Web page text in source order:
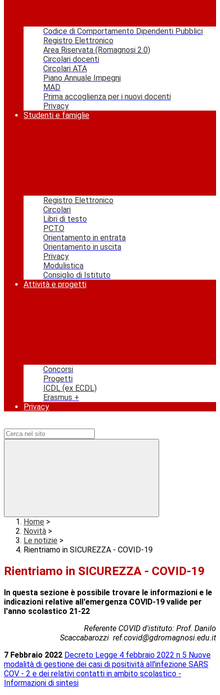
Codice di Comportamento Dipendenti Pubblici
Registro Elettronico
Area Riservata (Romagnosi 2.0)
Circolari docenti
Circolari ATA
Piano Annuale Impegni
MAD
Prima accoglienza per i nuovi docenti
Privacy
Studenti e famiglie
Registro Elettronico
Circolari
Libri di testo
PCTO
Orientamento in entrata
Orientamento in uscita
Privacy
Modulistica
Consiglio di Istituto
Attività e progetti
Concorsi
Progetti
ICDL (ex ECDL)
Erasmus +
Privacy
Home >
Novità >
Le notizie >
Rientriamo in SICUREZZA - COVID-19
Rientriamo in SICUREZZA - COVID-19
In questa sezione è possibile trovare le informazioni e le
indicazioni relative all'emergenza COVID-19 valide per
l'anno scolastico 21-22
Referente COVID d'istituto: Prof. Danilo
Scaccabarozzi ref.covid@gdromagnosi.edu.it
7 Febbraio 2022 Decreto Legge 4 febbraio 2022 n 5 Nuove
modalità di gestione dei casi di positività all'infezione SARS
COV - 2 e dei relativi contatti in ambito scolastico -
Informazioni di sintesi